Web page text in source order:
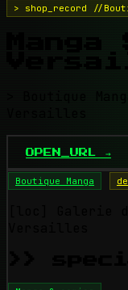
> shop_record //
> Boutique
OPEN_URL →
Boutique Manga